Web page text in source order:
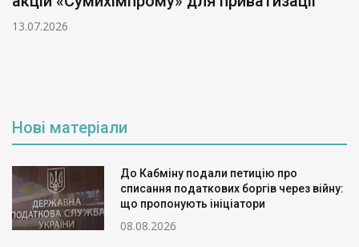
13.07.2026
Нові матеріали
До Кабміну подали петицію про
списання податкових боргів через війну:
що пропонують ініціатори
08.08.2026